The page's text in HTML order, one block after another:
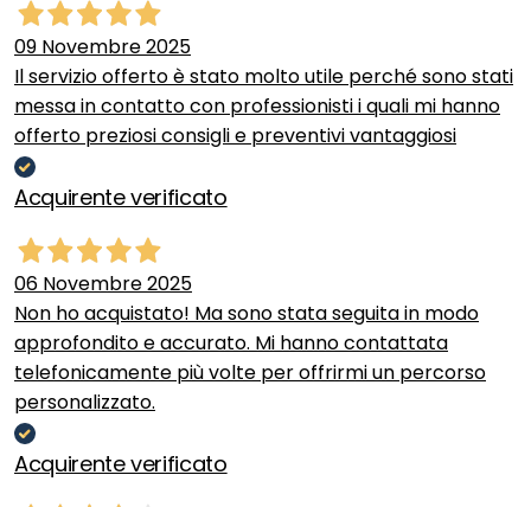
09 Novembre 2025
Il servizio offerto è stato molto utile perché sono stati
messa in contatto con professionisti i quali mi hanno
offerto preziosi consigli e preventivi vantaggiosi
Acquirente verificato
06 Novembre 2025
Non ho acquistato! Ma sono stata seguita in modo
approfondito e accurato. Mi hanno contattata
telefonicamente più volte per offrirmi un percorso
personalizzato.
Acquirente verificato